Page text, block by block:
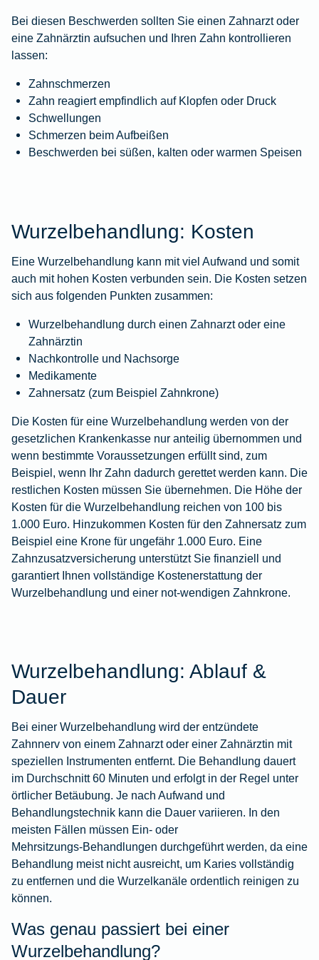
Bei diesen Beschwerden sollten Sie einen Zahnarzt oder
eine Zahnärztin aufsuchen und Ihren Zahn kontrollieren
lassen:
Zahnschmerzen
Zahn reagiert empfindlich auf Klopfen oder Druck
Schwellungen
Schmerzen beim Aufbeißen
Beschwerden bei süßen, kalten oder warmen Speisen
Wurzelbehandlung: Kosten
Eine Wurzelbehandlung kann mit viel Aufwand und somit
auch mit hohen Kosten verbunden sein. Die Kosten setzen
sich aus folgenden Punkten zusammen:
Wurzelbehandlung durch einen Zahnarzt oder eine
Zahnärztin
Nachkontrolle und Nachsorge
Medikamente
Zahnersatz (zum Beispiel Zahnkrone)
Die Kosten für eine Wurzelbehandlung werden von der
gesetzlichen Krankenkasse nur anteilig übernommen und
wenn bestimmte Voraussetzungen erfüllt sind, zum
Beispiel, wenn Ihr Zahn dadurch gerettet werden kann. Die
restlichen Kosten müssen Sie übernehmen. Die Höhe der
Kosten für die Wurzelbehandlung reichen von 100 bis
1.000 Euro. Hinzukommen Kosten für den Zahnersatz zum
Beispiel eine Krone für ungefähr 1.000 Euro. Eine
Zahnzusatzversicherung unterstützt Sie finanziell und
garantiert Ihnen vollständige Kostenerstattung der
Wurzelbehandlung und einer not-wendigen Zahnkrone.
Wurzelbehandlung: Ablauf &
Dauer
Bei einer Wurzelbehandlung wird der entzündete
Zahnnerv von einem Zahnarzt oder einer Zahnärztin mit
speziellen Instrumenten entfernt. Die Behandlung dauert
im Durchschnitt 60 Minuten und erfolgt in der Regel unter
örtlicher Betäubung. Je nach Aufwand und
Behandlungstechnik kann die Dauer variieren. In den
meisten Fällen müssen Ein‑ oder
Mehrsitzungs‑Behandlungen durchgeführt werden, da eine
Behandlung meist nicht ausreicht, um Karies vollständig
zu entfernen und die Wurzelkanäle ordentlich reinigen zu
können.
Was genau passiert bei einer
Wurzelbehandlung?